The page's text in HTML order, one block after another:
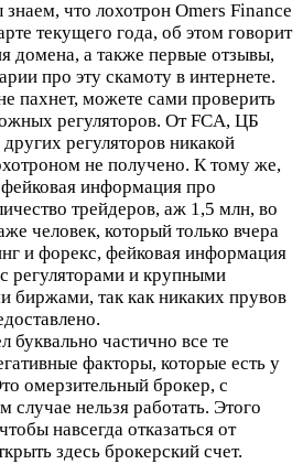
что лохотрон Omers Finance
текущего года, об этом говорит
домена, а также первые отзывы,
про эту скамоту в интернете.
пахнет, можете сами проверить
регуляторов. От FCA, ЦБ
регуляторов никакой
не получено. К тому же,
фейковая информация про
трейдеров, аж 1,5 млн, во
человек, который только вчера
и форекс, фейковая информация
регуляторами и крупными
биржами, так как никаких прувов
буквально частично все те
факторы, которые есть у
омерзительный брокер, с
случае нельзя работать. Этого
навсегда отказаться от
здесь брокерский счет.